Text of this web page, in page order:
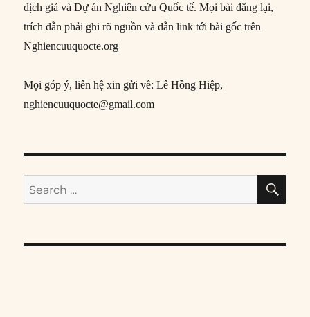
dịch giả và Dự án Nghiên cứu Quốc tế. Mọi bài đăng lại,
trích dẫn phải ghi rõ nguồn và dẫn link tới bài gốc trên
Nghiencuuquocte.org
Mọi góp ý, liên hệ xin gửi về: Lê Hồng Hiệp,
nghiencuuquocte@gmail.com
Search
for: